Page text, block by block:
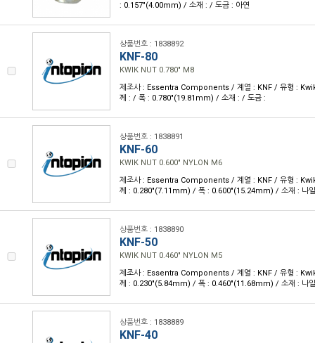
: 0.157"(4.00mm) / 소재 : / 도금 : 아연
상품번호 : 1838892
KNF-80
KWIK NUT 0.780" M8
제조사 : Essentra Components / 계열 : KNF / 유형 :
께 : / 폭 : 0.780"(19.81mm) / 소재 : / 도금 :
상품번호 : 1838891
KNF-60
KWIK NUT 0.600" NYLON M6
제조사 : Essentra Components / 계열 : KNF / 유형 :
께 : 0.280"(7.11mm) / 폭 : 0.600"(15.24mm) / 소재 : 나
상품번호 : 1838890
KNF-50
KWIK NUT 0.460" NYLON M5
제조사 : Essentra Components / 계열 : KNF / 유형 :
께 : 0.230"(5.84mm) / 폭 : 0.460"(11.68mm) / 소재 : 나
상품번호 : 1838889
KNF-40